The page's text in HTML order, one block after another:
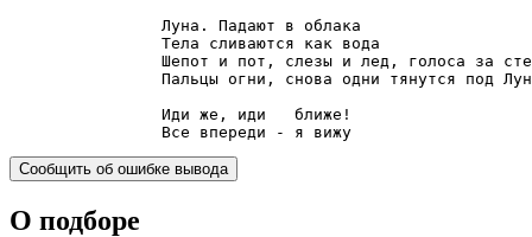
                Луна. Падают в облака
                Тела сливаются как вода
Шепот и пот, слезы и лед, голоса за
Пальцы огни, снова одни тянутся под
                Все впереди - я вижу
Сообщить об ошибке вывода
О подборе